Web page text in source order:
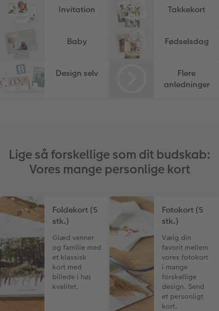
hexxas
Flerdelt vægbillede
Velkomstskilt
CEWE Gavekort
Direkte forsendelse
Inspiration til bryllup
Invitation Takkekort
Baby Fødselsdag
Design selv
Flere
anledninger
Lige så forskellige som dit budskab:
Vores mange personlige kort
Foldekort (5
stk.)
Glæd venner
og familie med
et klassisk
kort med
billede i høj
kvalitet.
Fotokort (5
stk.)
Vælg din
favorit mellem
vores fotokort
i mange
forskellige
design. Send
et personligt
kort.